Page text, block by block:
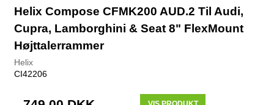
Helix Compose CFMK200 AUD.2 Til Audi,
Cupra, Lamborghini & Seat 8" FlexMount
Højttalerrammer
Helix
CI42206